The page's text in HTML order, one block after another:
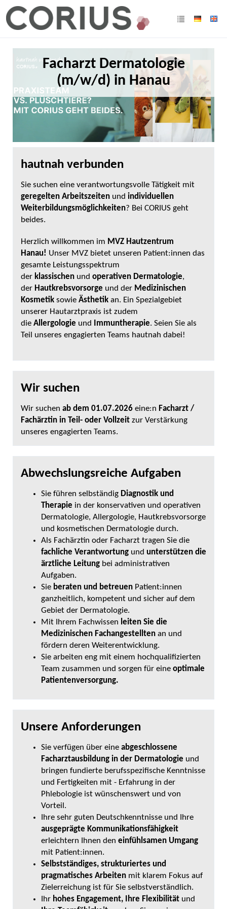
Facharzt Dermatologie
(m/w/d) in Hanau
hautnah verbunden
Sie suchen eine verantwortungsvolle Tätigkeit mit
geregelten Arbeitszeiten und individuellen
Weiterbildungsmöglichkeiten? Bei CORIUS geht
beides.
Herzlich willkommen im MVZ Hautzentrum
Hanau! Unser MVZ bietet unseren Patient:innen das
gesamte Leistungsspektrum
der klassischen und operativen Dermatologie,
der Hautkrebsvorsorge und der Medizinischen
Kosmetik sowie Ästhetik an. Ein Spezialgebiet
unserer Hautarztpraxis ist zudem
die Allergologie und Immuntherapie. Seien Sie als
Teil unseres engagierten Teams hautnah dabei!
Wir suchen
Wir suchen ab dem 01.07.2026 eine:n Facharzt /
Fachärztin in Teil- oder Vollzeit zur Verstärkung
unseres engagierten Teams.
Abwechslungsreiche Aufgaben
Sie führen selbständig Diagnostik und
Therapie in der konservativen und operativen
Dermatologie, Allergologie, Hautkrebsvorsorge
und kosmetischen Dermatologie durch.
Als Fachärztin oder Facharzt tragen Sie die
fachliche Verantwortung und unterstützen die
ärztliche Leitung bei administrativen
Aufgaben.
Sie beraten und betreuen Patient:innen
ganzheitlich, kompetent und sicher auf dem
Gebiet der Dermatologie.
Mit Ihrem Fachwissen leiten Sie die
Medizinischen Fachangestellten an und
fördern deren Weiterentwicklung.
Sie arbeiten eng mit einem hochqualifizierten
Team zusammen und sorgen für eine optimale
Patientenversorgung.
Unsere Anforderungen
Sie verfügen über eine abgeschlossene
Facharztausbildung in der Dermatologie und
bringen fundierte berufsspezifische Kenntnisse
und Fertigkeiten mit - Erfahrung in der
Phlebologie ist wünschenswert und von
Vorteil.
Ihre sehr guten Deutschkenntnisse und Ihre
ausgeprägte Kommunikationsfähigkeit
erleichtern Ihnen den einfühlsamen Umgang
mit Patient:innen.
Selbstständiges, strukturiertes und
pragmatisches Arbeiten mit klarem Fokus auf
Zielerreichung ist für Sie selbstverständlich.
Ihr hohes Engagement, Ihre Flexibilität und